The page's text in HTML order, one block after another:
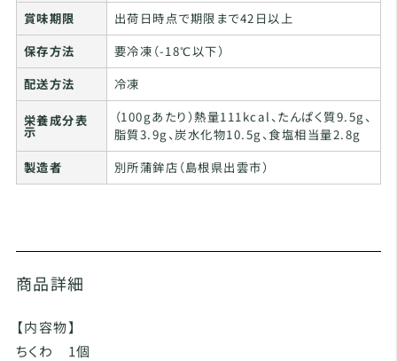
賞味期限
出荷日時点で期限まで42日以上
保存方法
要冷凍（-18℃以下）
配送方法
冷凍
栄養成分表
示
（100gあたり）熱量111kcal、たんぱく質9.5g、
脂質3.9g、炭水化物10.5g、食塩相当量2.8g
製造者
別所蒲鉾店（島根県出雲市）
商品詳細
【内容物】
ちくわ 1個